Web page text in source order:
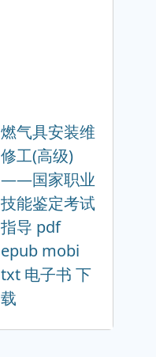
燃气具安装维
修工(高级)
——国家职业
技能鉴定考试
指导 pdf
epub mobi
txt 电子书 下
载